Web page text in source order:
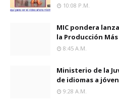
10:08 P.m.
MIC pondera
la Producción
8:45 A.m.
Ministerio de la
de idiomas a
9:28 A.m.